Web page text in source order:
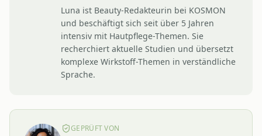
Luna ist Beauty-Redakteurin bei KOSMON
und beschäftigt sich seit über 5 Jahren
intensiv mit Hautpflege-Themen. Sie
recherchiert aktuelle Studien und übersetzt
komplexe Wirkstoff-Themen in verständliche
Sprache.
GEPRÜFT VON